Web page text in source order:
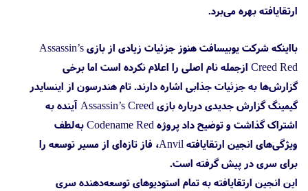
ارتقایافته بهره می‌برد.
بااینکه شرکت یوبیسافت هنوز جزئیات زیادی از بازی Assassin’s
Creed Red ازجمله نام اصلی را اعلام نکرده است اما برخی
گزارش‌ها به جزئیات جذابی اشاره دارند. تام هندرسون از اینسایدر
گیمینگ گزارش جدیدی درباره بازی Assassin’s Creed آینده به
اشتراک گذاشت و توضیح داد پروژه Codename Red به‌لطف
ویژگی‌های انجین ارتقایافته Anvil، فاز تازه‌ای از مسیر توسعه را
برای سری در پیش گرفته است.
این انجین ارتقایافته به تمام استودیوهای توسعه‌دهنده سری